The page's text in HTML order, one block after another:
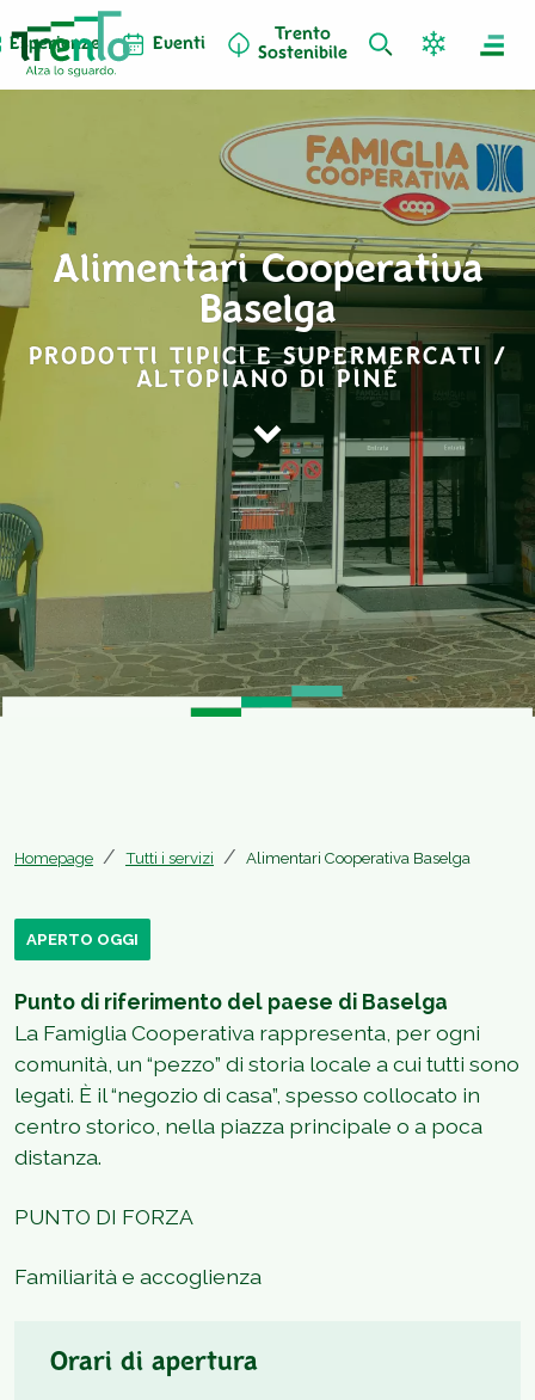
Esperienze Eventi
Trento
Sostenibile
Alimentari Cooperativa
Baselga
PRODOTTI TIPICI E SUPERMERCATI /
ALTOPIANO DI PINÉ
Homepage Tutti i servizi Alimentari Cooperativa Baselga
APERTO OGGI
Punto di riferimento del paese di Baselga
La Famiglia Cooperativa rappresenta, per ogni
comunità, un “pezzo” di storia locale a cui tutti sono
legati. È il “negozio di casa”, spesso collocato in
centro storico, nella piazza principale o a poca
distanza.
PUNTO DI FORZA
Familiarità e accoglienza
Orari di apertura